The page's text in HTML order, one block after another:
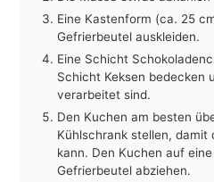
Eine Kastenform (ca. 25
Gefrierbeutel auskleiden.
Eine Schicht
Schicht Keksen bedecken
verarbeitet sind.
Den Kuchen am besten
Kühlschrank stellen, damit
kann. Den Kuchen auf
Gefrierbeutel abziehen.